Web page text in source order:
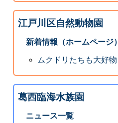
江戸川区自然動物園
新着情報（ホームページ）
ムクドリたちも大好物
葛西臨海水族園
ニュース一覧